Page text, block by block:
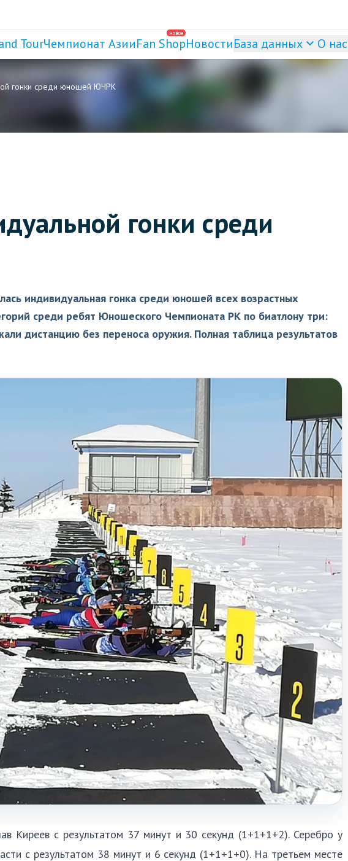
TourЧемпионат Азии
новое
Fan ShopНовостиБаза данных О нас
гонки среди юношей ЮЧРК
гонки среди
индивидуальная гонка среди юношей всех возрастных
среди ребят Юношеского Чемпионата РК по биатлону три:
дистанцию без переноса оружия. Полная таблица результатов
Киреев с результатом 37 минут и 30 секунд (1+1+1+2). Серебро у
с результатом 38 минут и 6 секунд (1+1+1+0). На третьем месте